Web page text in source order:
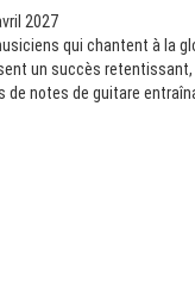
2027
qui chantent à la
un succès
notes de guitare